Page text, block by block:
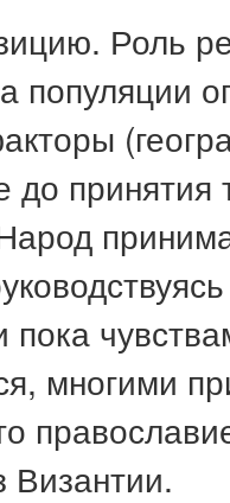
Роль
популяции
до
многими
Византии.